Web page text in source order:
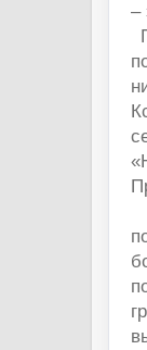
–